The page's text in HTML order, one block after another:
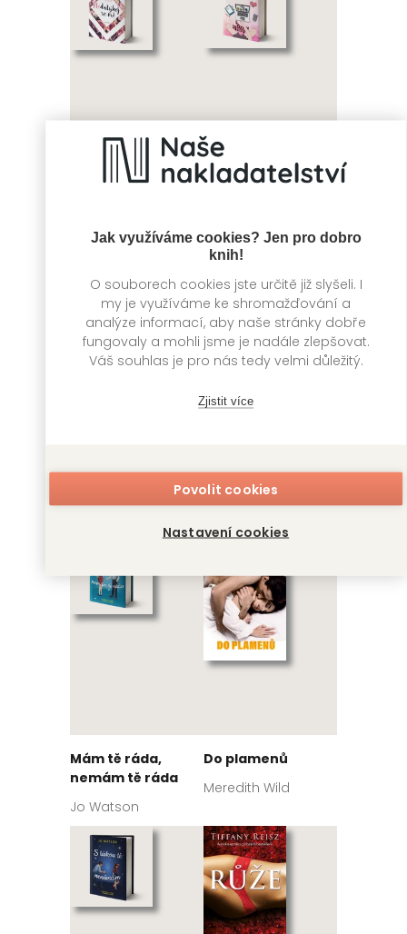
Jak využíváme cookies? Jen pro dobro
knih!
O souborech cookies jste určitě již slyšeli. I
my je využíváme ke shromažďování a
analýze informací, aby naše stránky dobře
fungovaly a mohli jsme je nadále zlepšovat.
Váš souhlas je pro nás tedy velmi důležitý.
Zjistit více
Povolit cookies
Nastavení cookies
Kristin Rockaway
Kolotoč
Mám tě ráda,
nemám tě ráda
Jo Watson
Do plamenů
Meredith Wild